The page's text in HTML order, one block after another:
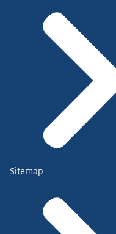
Sitemap